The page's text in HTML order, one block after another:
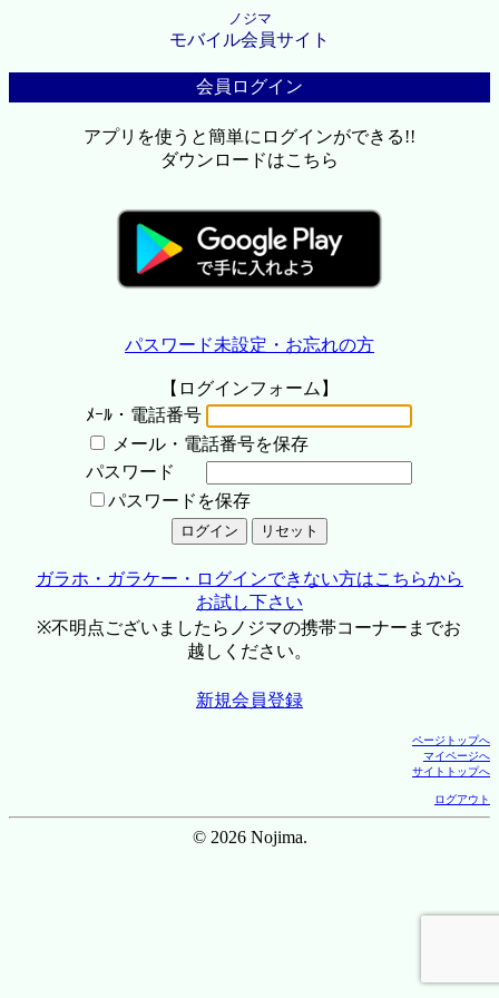
ノジマ
モバイル会員サイト
会員ログイン
アプリを使うと簡単にログインができる!!
ダウンロードはこちら
パスワード未設定・お忘れの方
【ログインフォーム】
ﾒｰﾙ・電話番号
メール・電話番号を保存
パスワード
パスワードを保存
ガラホ・ガラケー・ログインできない方はこちらから
お試し下さい
※不明点ございましたらノジマの携帯コーナーまでお
越しください。
新規会員登録
ページトップへ
マイページへ
サイトトップへ
ログアウト
© 2026 Nojima.